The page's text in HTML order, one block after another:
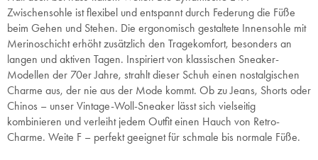
Zwischensohle ist flexibel und entspannt durch Federung die Füße
beim Gehen und Stehen. Die ergonomisch gestaltete Innensohle mit
Merinoschicht erhöht zusätzlich den Tragekomfort, besonders an
langen und aktiven Tagen. Inspiriert von klassischen Sneaker-
Modellen der 70er Jahre, strahlt dieser Schuh einen nostalgischen
Charme aus, der nie aus der Mode kommt. Ob zu Jeans, Shorts oder
Chinos – unser Vintage-Woll-Sneaker lässt sich vielseitig
kombinieren und verleiht jedem Outfit einen Hauch von Retro-
Charme. Weite F – perfekt geeignet für schmale bis normale Füße.